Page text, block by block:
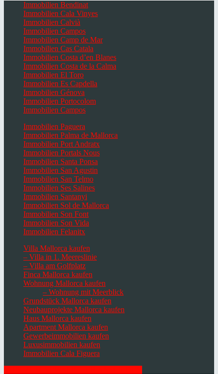
Immobilien Bendinat
Immobilien Cala Vinyes
Immobilien Calvià
Immobilien Campos
Immobilien Camp de Mar
Immobilien Cas Catala
Immobilien Costa d’en Blanes
Immobilien Costa de la Calma
Immobilien El Toro
Immobilien Es Capdella
Immobilien Génova
Immobilien Portocolom
Immobilien Campos
Immobilien Paguera
Immobilien Palma de Mallorca
Immobilien Port Andratx
Immobilien Portals Nous
Immobilien Santa Ponsa
Immobilien San Agustin
Immobilien San Telmo
Immobilien Ses Salines
Immobilien Santanyi
Immobilien Sol de Mallorca
Immobilien Son Font
Immobilien Son Vida
Immobilien Felanitx
Villa Mallorca kaufen
– Villa in 1. Meereslinie
– Villa am Golfplatz
Finca Mallorca kaufen
Wohnung Mallorca kaufen
– Wohnung mit Meerblick
Grundstück Mallorca kaufen
Neubauprojekte Mallorca kaufen
Haus Mallorca kaufen
Apartment Mallorca kaufen
Gewerbeimmobilien kaufen
Luxusimmobilien kaufen
Immobilien Cala Figuera